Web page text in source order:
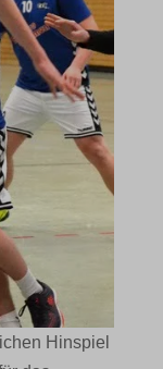
Hinspiel